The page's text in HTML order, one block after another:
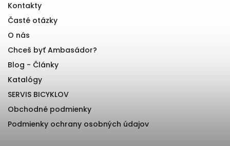
Kontakty
Časté otázky
O nás
Chceš byť Ambasádor?
Blog - Články
Katalógy
SERVIS BICYKLOV
Obchodné podmienky
Podmienky ochrany osobných údajov